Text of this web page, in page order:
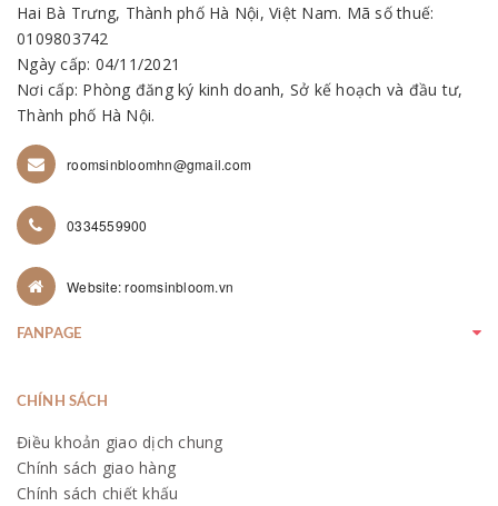
Hai Bà Trưng, Thành phố Hà Nội, Việt Nam. Mã số thuế:
0109803742
Ngày cấp: 04/11/2021
Nơi cấp: Phòng đăng ký kinh doanh, Sở kế hoạch và đầu tư,
Thành phố Hà Nội.
roomsinbloomhn@gmail.com
0334559900
Website: roomsinbloom.vn
FANPAGE
CHÍNH SÁCH
Điều khoản giao dịch chung
Chính sách giao hàng
Chính sách chiết khấu